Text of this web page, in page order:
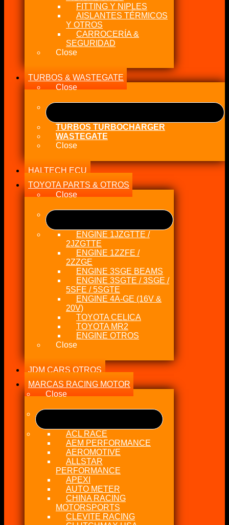
FITTING Y NIPLES
AISLANTES TÉRMICOS
Y OTROS
CARROCERÍA &
SEGURIDAD
Close
TURBOS & WASTEGATE
Close
TURBOS TURBOCHARGER
WASTEGATE
Close
HALTECH ECU
TOYOTA PARTS & OTROS
Close
ENGINE 1JZGTTE /
2JZGTTE
ENGINE 1ZZFE /
2ZZGE
ENGINE 3SGE BEAMS
ENGINE 3SGTE / 3SGE /
5SFE / 5SGTE
ENGINE 4A-GE (16V &
20V)
TOYOTA CELICA
TOYOTA MR2
ENGINE OTROS
Close
JDM CARS OTROS
MARCAS RACING MOTOR
Close
ACL RACE
AEM PERFORMANCE
AEROMOTIVE
ALLSTAR
PERFORMANCE
APEXI
AUTO METER
CHINA RACING
MOTORSPORTS
CLEVITE RACING